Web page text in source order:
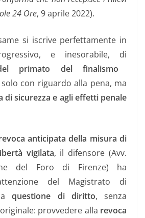
24 Ore, 9 aprile 2022).
si iscrive perfettamente in
e inesorabile, di
primato del finalismo
con riguardo alla pena, ma
di sicurezza e agli effetti penale
anticipata della misura di
vigilata, il difensore (Avv.
del Foro di Firenze) ha
del Magistrato di
questione di diritto, senza
provvedere alla revoca